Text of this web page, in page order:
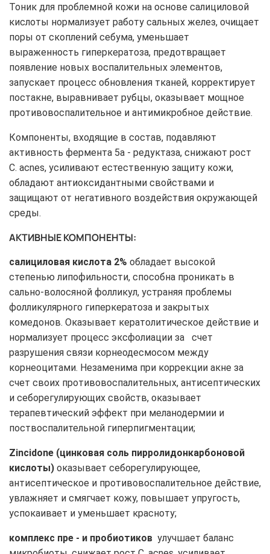
Тоник для проблемной кожи на основе салициловой
кислоты нормализует работу сальных желез, очищает
поры от скоплений себума, уменьшает
выраженность гиперкератоза, предотвращает
появление новых воспалительных элементов,
запускает процесс обновления тканей, корректирует
постакне, выравнивает рубцы, оказывает мощное
противовоспалительное и антимикробное действие.
Компоненты, входящие в состав, подавляют
активность фермента 5а - редуктаза, снижают рост
C. acnes, усиливают естественную защиту кожи,
обладают антиоксидантными свойствами и
защищают от негативного воздействия окружающей
среды.
АКТИВНЫЕ КОМПОНЕНТЫ:
салициловая кислота 2% обладает высокой
степенью липофильности, способна проникать в
сально-волосяной фолликул, устраняя проблемы
фолликулярного гиперкератоза и закрытых
комедонов. Оказывает кератолитическое действие и
нормализует процесс эксфолиации за счет
разрушения связи корнеодесмосом между
корнеоцитами. Незаменима при коррекции акне за
счет своих противовоспалительных, антисептических
и себорегулирующих свойств, оказывает
терапевтический эффект при меланодермии и
поствоспалительной гиперпигментации;
Zincidone (цинковая соль пирролидонкарбоновой
кислоты) оказывает себорегулирующее,
антисептическое и противовоспалительное действие,
увлажняет и смягчает кожу, повышает упругость,
успокаивает и уменьшает красноту;
комплекс пре - и пробиотиков улучшает баланс